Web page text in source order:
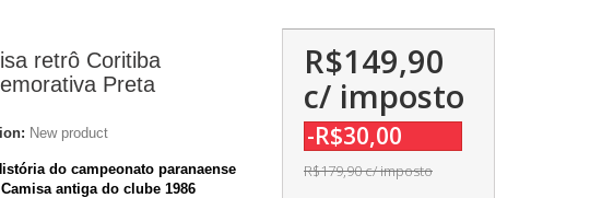
retrô Coritiba
Preta
New product
do campeonato paranaense
antiga do clube 1986
R$149,90
c/ imposto
-R$30,00
R$179,90c/ imposto